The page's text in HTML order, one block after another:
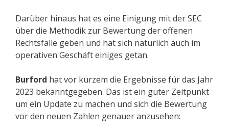
Darüber hinaus hat es eine Einigung mit der SEC
über die Methodik zur Bewertung der offenen
Rechtsfälle geben und hat sich natürlich auch im
operativen Geschäft einiges getan.
Burford hat vor kurzem die Ergebnisse für das Jahr
2023 bekanntgegeben. Das ist ein guter Zeitpunkt
um ein Update zu machen und sich die Bewertung
vor den neuen Zahlen genauer anzusehen: